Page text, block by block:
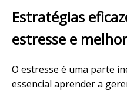
Estratégias
estresse e
O estresse é uma parte
essencial aprender a